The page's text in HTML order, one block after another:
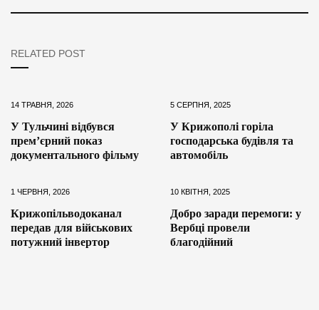
RELATED POST
14 ТРАВНЯ, 2026
У Тульчині відбувся
прем’єрний показ
документального фільму
5 СЕРПНЯ, 2025
У Крижополі горіла
господарська будівля та
автомобіль
1 ЧЕРВНЯ, 2026
Крижопільводоканал
передав для військових
потужний інвертор
10 КВІТНЯ, 2025
Добро заради перемоги: у
Вербці провели
благодійний